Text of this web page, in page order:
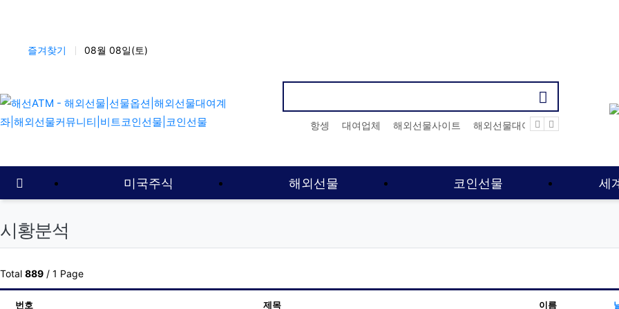
상단 네비
즐겨찾기 08월 08일(토)
인기검색어
항셍 대여업체 해외선물사이트 해외선물대여계좌
메인 메뉴 미국주식 해외선물 코인선물 세
홈으로
시황분석
Total 889 / 1 Page
번호 제목 이름